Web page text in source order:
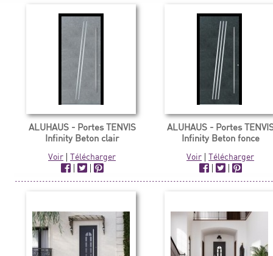
ALUHAUS - Portes TENVIS
Infinity Beton clair
Voir |Télécharger
|
|
ALUHAUS - Portes
Infinity Beton fonce
Voir |Télécharger
|
|